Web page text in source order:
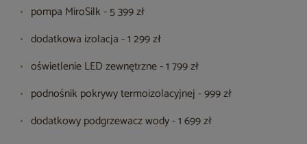
pompa MiroSilk - 5 399 zł
dodatkowa izolacja - 1 299 zł
oświetlenie LED zewnętrzne - 1 799 zł
podnośnik pokrywy termoizolacyjnej - 999 zł
dodatkowy podgrzewacz wody - 1 699 zł